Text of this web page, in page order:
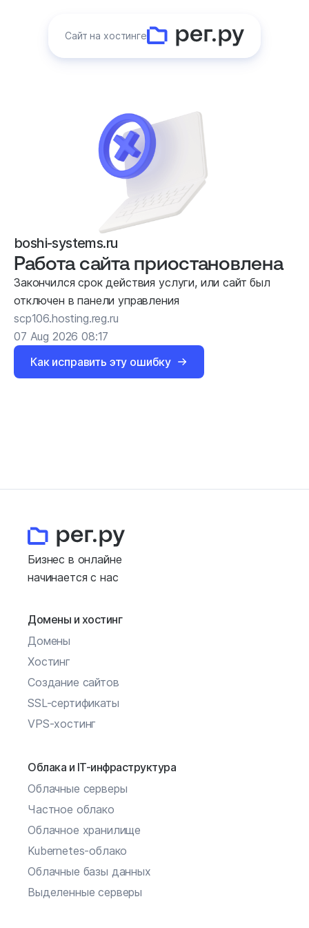
Сайт на хостинге
boshi-systems.ru
Работа сайта приостановлена
Закончился срок действия услуги, или сайт был
отключен в панели управления
scp106.hosting.reg.ru
07 Aug 2026 08:17
Как исправить эту ошибку
Бизнес в онлайне
начинается с нас
Домены и хостинг
Домены
Хостинг
Создание сайтов
SSL-сертификаты
VPS-хостинг
Облака и IT-инфраструктура
Облачные серверы
Частное облако
Облачное хранилище
Kubernetes-облако
Облачные базы данных
Выделенные серверы